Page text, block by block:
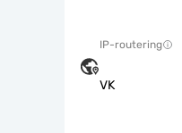
IP-routering
VK